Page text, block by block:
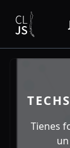
Tienes